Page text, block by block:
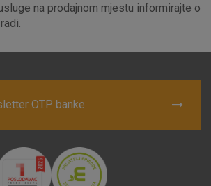
na prodajnom mjestu informirajte o
OTP banke
o kolačićima